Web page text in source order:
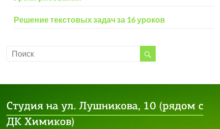
Решение текстовых задач за 16 уроков
Студия на ул. Лушникова, 10 (рядом с
ДК Химиков)